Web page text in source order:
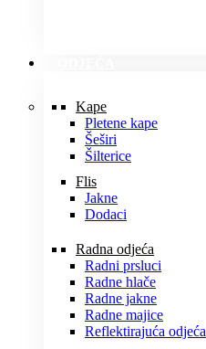
Kape
Pletene kape
Šeširi
Šilterice
Flis
Jakne
Dodaci
Radna odjeća
Radni prsluci
Radne hlače
Radne jakne
Radne majice
Reflektirajuća odjeća